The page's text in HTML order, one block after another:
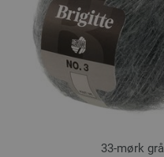
33-mørk grå